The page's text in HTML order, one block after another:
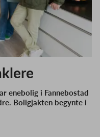
enebolig i Fannebostad
Boligjakten begynte i